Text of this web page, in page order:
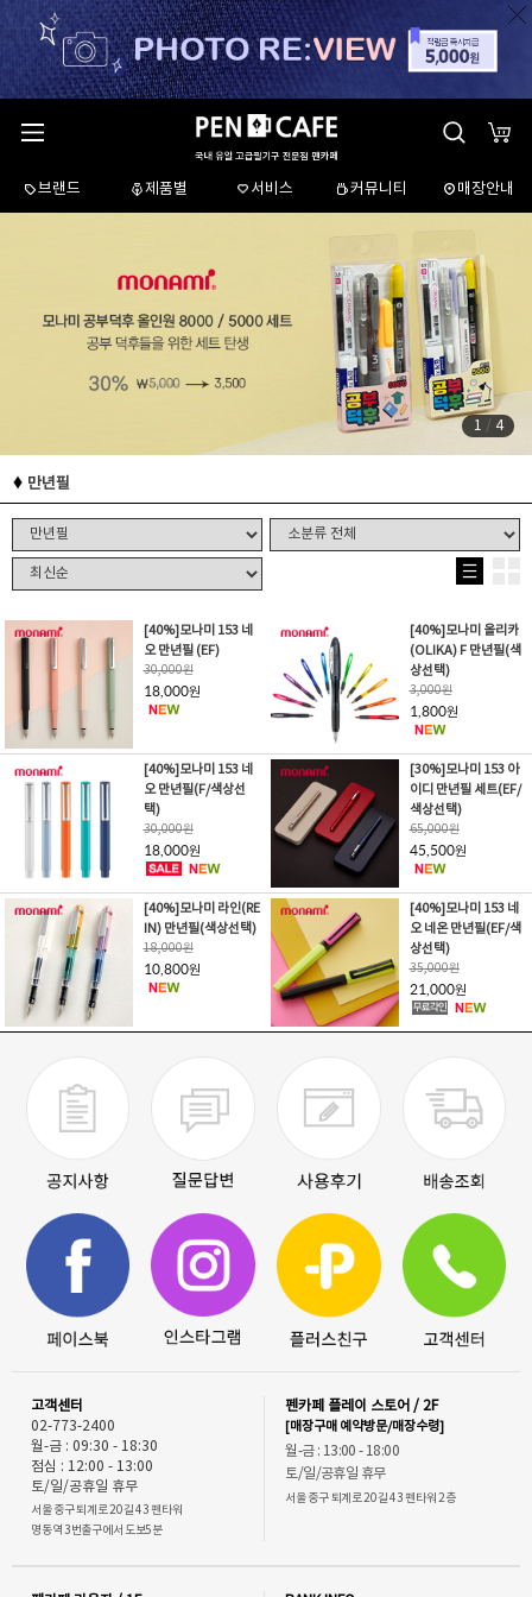
브랜드 제품별 서비스 커뮤니티 매장안내
1 / 4
만년필
[40%]모나미 153 네
오 만년필 (EF)
30,000원
18,000원
[40%]모나미 올리카
(OLIKA) F 만년필(색
상선택)
3,000원
1,800원
[40%]모나미 153 네
오 만년필(F/색상선
택)
30,000원
18,000원
[30%]모나미 153 아
이디 만년필 세트(EF/
색상선택)
65,000원
45,500원
[40%]모나미 라인(RE
IN) 만년필(색상선택)
18,000원
10,800원
[40%]모나미 153 네
오 네온 만년필(EF/색
상선택)
35,000원
21,000원
고객센터
02-773-2400
월-금 : 09:30 - 18:30
점심 : 12:00 - 13:00
토/일/공휴일 휴무
서울 중구 퇴계로 20길 43 펜타워
명동역 3번출구에서 도보5분
펜카페 플레이 스토어 / 2F
[매장구매 예약방문/매장수령]
월-금 : 13:00 - 18:00
토/일/공휴일 휴무
서울 중구 퇴계로 20길 43 펜타워 2층